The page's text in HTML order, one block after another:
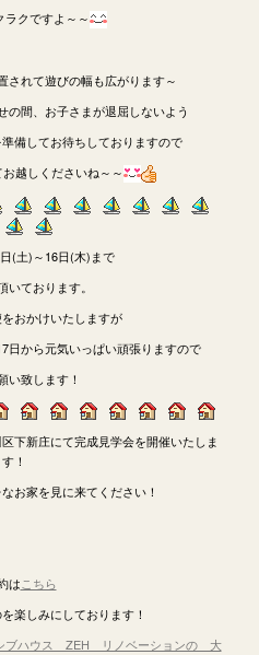
ラクですよ～～
されて遊びの幅も広がります～
の間、お子さまが退屈しないよう
備してお待ちしておりますので
越しくださいね～～
(土)～16日(木)まで
いております。
おかけいたしますが
日から元気いっぱい頑張りますので
い致します！
下新庄にて完成見学会を開催いたしま
す！
お家を見に来てください！
はこちら
楽しみにしております！
ブハウス ZEH リノベーションの 大